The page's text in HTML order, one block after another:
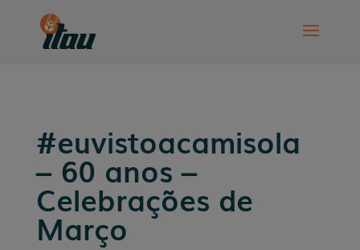
#euvistoacamisola
– 60 anos –
Celebrações de
Março